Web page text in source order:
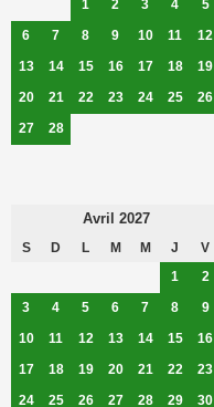
1
2 3 4
5
6
7 8 9 10 11
12
13
14 15 16 17 18
19
20
21 22 23 24 25
26
27
28
Avril 2027
S D L M M J
V
1
2
3
4 5 6 7 8
9
10
11 12 13 14 15
16
17
18 19 20 21 22
23
24
25 26 27 28 29 30